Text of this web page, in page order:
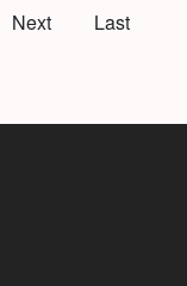
Next
Last